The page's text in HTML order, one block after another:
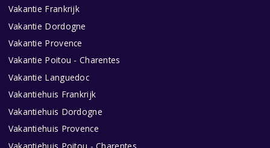
Vakantie Frankrijk
Vakantie Dordogne
Vakantie Provence
Vakantie Poitou - Charentes
Vakantie Languedoc
Vakantiehuis Frankrijk
Vakantiehuis Dordogne
Vakantiehuis Provence